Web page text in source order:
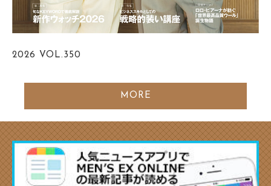
2026 VOL.350
MORE